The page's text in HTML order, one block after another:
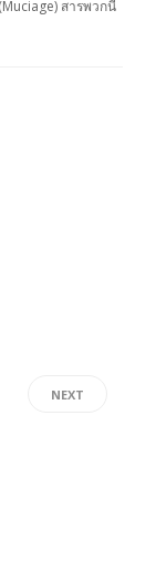
สารพวกนี้
NEXT